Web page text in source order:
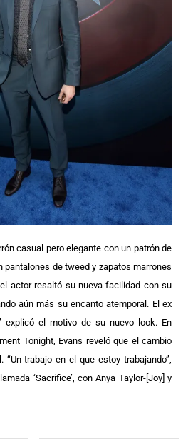
casual pero elegante con un patrón de
pantalones de tweed y zapatos marrones
actor resaltó su nueva facilidad con su
aún más su encanto atemporal. El ex
explicó el motivo de su nuevo look. En
Tonight, Evans reveló que el cambio
“Un trabajo en el que estoy trabajando”,
‘Sacrifice’, con Anya Taylor-[Joy] y